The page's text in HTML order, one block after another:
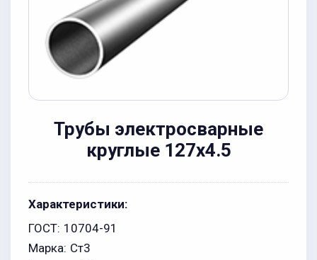
Трубы электросварные
круглые 127x4.5
Характеристики:
ГОСТ: 10704-91
Марка: Ст3